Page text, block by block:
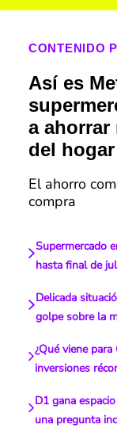
CONTENIDO
Así es
a ahorrar
del
El ahorro
compra
Supermercado
hasta final de
Delicada
golpe sobre la
¿Qué viene
inversiones
D1 gana
una pregunta